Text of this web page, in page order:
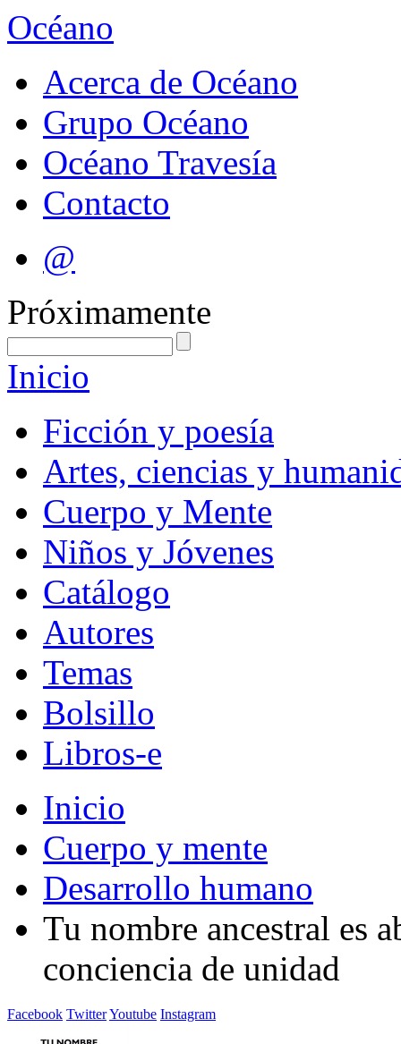
Océano
Acerca de Océano
Grupo Océano
Océano Travesía
Contacto
@
Próximamente
Inicio
Ficción y poesía
Artes, ciencias y
Cuerpo y Mente
Niños y Jóvenes
Catálogo
Autores
Temas
Bolsillo
Libros-e
Inicio
Cuerpo y mente
Desarrollo humano
Tu nombre ancestral es
conciencia de unidad
Facebook TwitterYoutube Instagram